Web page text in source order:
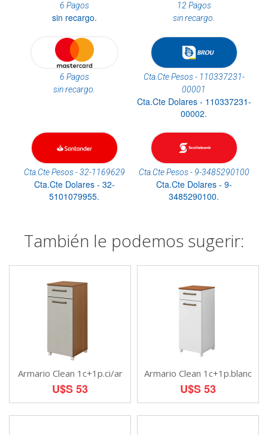
6 Pagos
sin recargo.
12 Pagos
sin recargo.
6 Pagos
sin recargo.
Cta.Cte Pesos - 110337231-
00001
Cta.Cte Dolares - 110337231-
00002.
Cta.Cte Pesos - 32-1169629
Cta.Cte Dolares - 32-
5101079955.
Cta.Cte Pesos - 9-3485290100
Cta.Cte Dolares - 9-
3485290100.
También le podemos sugerir:
Armario Clean 1c+1p.ci/ar
U$S 53
Armario Clean 1c+1p.blanc
U$S 53